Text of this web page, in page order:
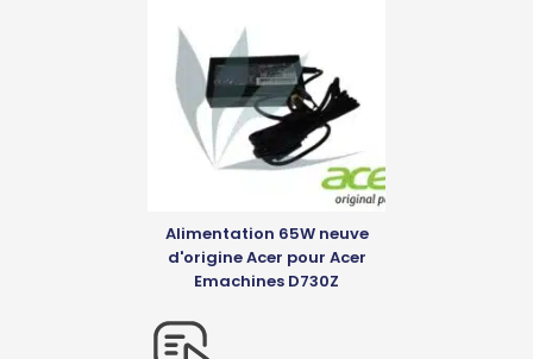
Alimentation 65W neuve
d'origine Acer pour Acer
Emachines D730Z